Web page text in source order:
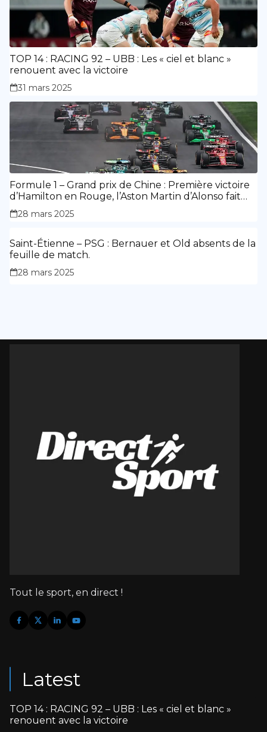
TOP 14 : RACING 92 – UBB : Les « ciel et blanc »
renouent avec la victoire
31 mars 2025
Formule 1 – Grand prix de Chine : Première victoire
d’Hamilton en Rouge, l’Aston Martin d’Alonso fait
des siennes.
28 mars 2025
Saint-Étienne – PSG : Bernauer et Old absents de la
feuille de match.
28 mars 2025
Tout le sport, en direct !
Latest
TOP 14 : RACING 92 – UBB : Les « ciel et blanc »
renouent avec la victoire